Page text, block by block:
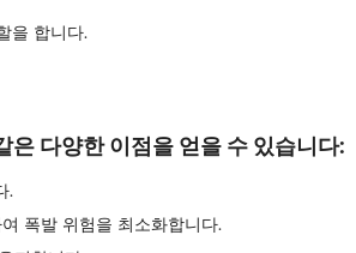
을 합니다.
다양한 이점을 얻을 수 있습니다:
.
폭발 위험을 최소화합니다.